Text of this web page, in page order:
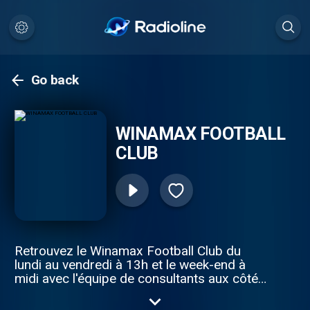
Go back
WINAMAX FOOTBALL
CLUB
Retrouvez le Winamax Football Club du
lundi au vendredi à 13h et le week-end à
midi avec l'équipe de consultants aux côtés
Expertise et bonne humeur au programme !